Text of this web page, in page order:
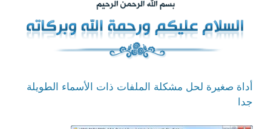
أداة صغيرة لحل مشكلة الملفات ذات الأسماء الطويلة
جدا